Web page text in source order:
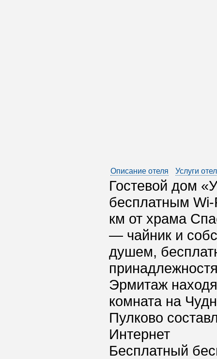
Описание отеля Услуги
Гостевой дом
бесплатным Wi-
км от храма
— чайник и
душем,
Эрмитаж
комната на
Пулково
Интернет
Бесплатный